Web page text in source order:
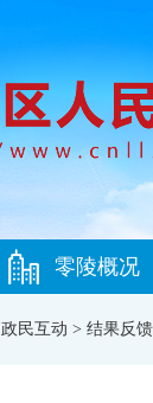
零陵概况
政民互动 > 结果反馈